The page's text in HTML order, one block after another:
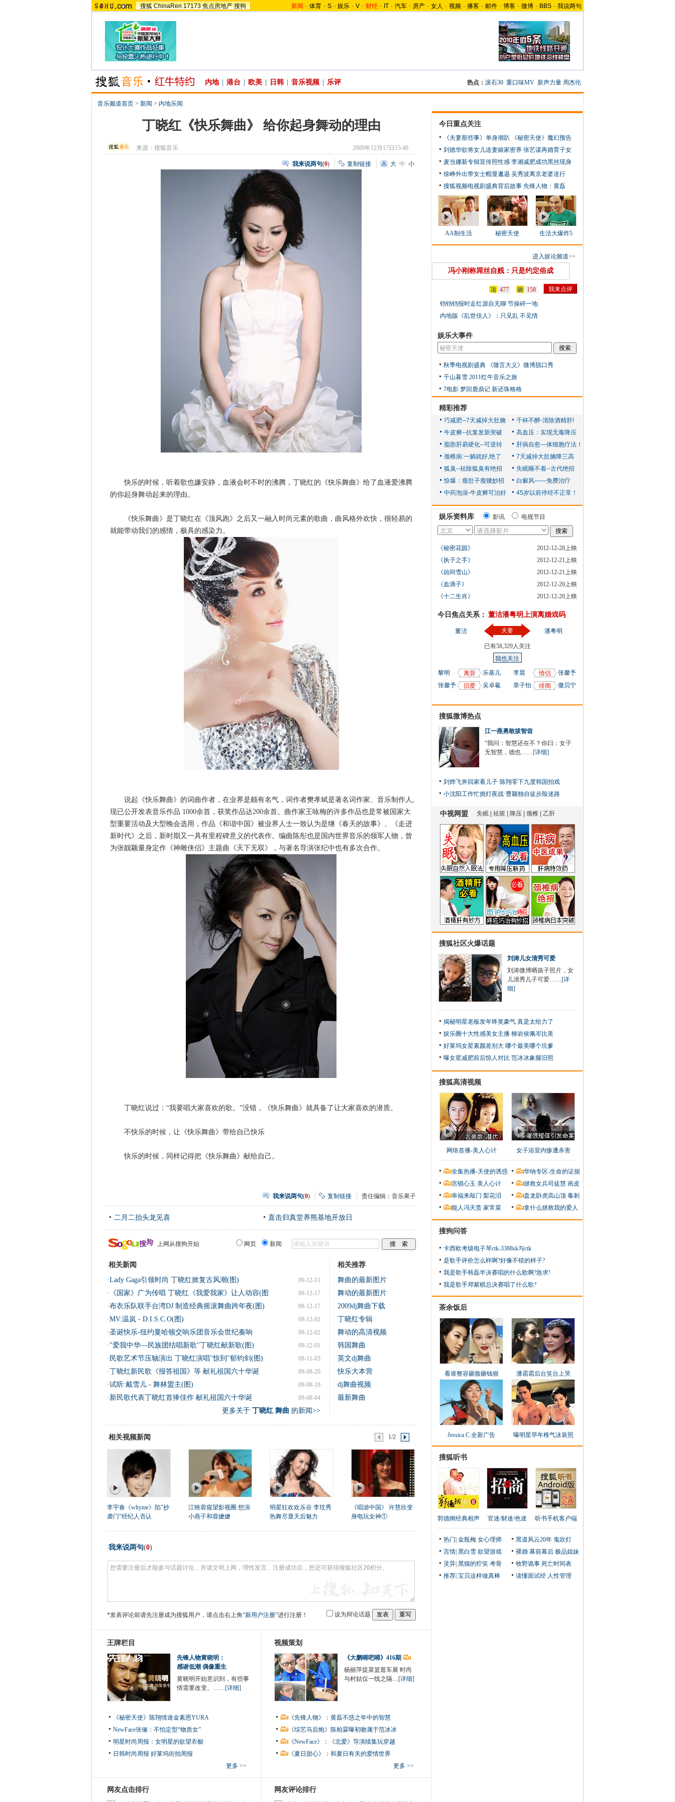
搜狐 ChinaRen 17173 焦点房地产 搜狗 新闻 - 体育 - S - 娱乐 - V - 财经 - IT - 汽车 - 房产 - 女人 - 视频 - 播客 - 邮件 - 博客 - 微博 - BBS - 我说两句
内地 港台 欧美 日韩 音乐视频 乐评 热点： 滚石30 重口味MV 新声力量 周杰伦
音乐频道首页 > 新闻 > 内地乐闻
丁晓红《快乐舞曲》 给你起身舞动的理由
来源：搜狐音乐 2009年12月17日15:40
我来说两句(0) 复制链接 大 中 小
快乐的时候，听着歌也嫌安静，血液会时不时的沸腾，丁晓红的《快乐舞曲》给了血液爱沸腾
的你起身舞动起来的理由。
《快乐舞曲》是丁晓红在《顶风跑》之后又一融入时尚元素的歌曲，曲风格外欢快，很轻易的
就能带动我们的感情，极具的感染力。
说起《快乐舞曲》的词曲作者，在业界是颇有名气，词作者樊孝斌是著名词作家、音乐制作人,
现已公开发表音乐作品 1000余首，获奖作品达200余首。曲作家王咏梅的许多作品也是常被国家大
型重要活动及大型晚会选用，作品《和谐中国》被业界人士一致认为是继《春天的故事》、《走进
新时代》之后，新时期又一具有里程碑意义的代表作。编曲陈彤也是国内世界音乐的领军人物，曾
为张靓颖量身定作《神雕侠侣》主题曲《天下无双》，与著名导演张纪中也有多次合作。
丁晓红说过：“我要唱大家喜欢的歌。”没错，《快乐舞曲》就具备了让大家喜欢的潜质。
不快乐的时候，让《快乐舞曲》带给自己快乐
快乐的时候，同样记得把《快乐舞曲》献给自己。
我来说两句(0) 复制链接 责任编辑：音乐果子
二月二抬头龙见喜 直击归真堂养熊基地开放日
上网从搜狗开始 网页 新闻
相关新闻
09-12-11
·Lady Gaga引领时尚 丁晓红掀复古风潮(图)
09-12-17
· 《国家》广为传唱 丁晓红《我爱我家》让人动容(图
09-12-17
·布衣乐队联手台湾DJ 制造经典摇滚舞曲跨年夜(图)
09-12-02
·MV:温岚 - D.I.S.C.O(图)
09-12-02
·圣诞快乐-纽约曼哈顿交响乐团音乐会世纪奏响
09-12-01
· "爱我中华—民族团结唱新歌"丁晓红献新歌(图)
09-11-03
· 民歌艺术节压轴演出 丁晓红演唱"惊到"郁钧剑(图)
09-08-20
·丁晓红新民歌《报答祖国》等 献礼祖国六十华诞
09-08-19
·试听:戴雪儿 - 舞林盟主(图)
09-08-04
· 新民歌代表丁晓红首捧佳作 献礼祖国六十华诞
更多关于 丁晓红 舞曲 的新闻>>
相关推荐
舞曲的最新图片
舞动的最新图片
2009dj舞曲下载
丁晓红专辑
舞动的高清视频
韩国舞曲
英文dj舞曲
快乐大本营
dj舞曲视频
最新舞曲
相关视频新闻 1/2
李宇春《whyme》陷"抄
袭门"经纪人否认
江映蓉窥望影视圈 想演
小燕子和蓉嬷嬷
明星狂欢欢乐谷 李玟秀
热舞尽显天后魅力
《唱游中国》 许慧欣变
身电玩女神①
我来说两句(0)
*发表评论前请先注册成为搜狐用户，请点击右上角“新用户注册”进行注册！ 设为辩论话题
王牌栏目
先锋人物黄晓明：
感谢低潮 偶像重生
黄晓明开始意识到，有些事
情需要改变。……[详细]
《秘密天使》陈翔情迷金素恩YURA
NewFace张俪：不怕定型“物质女”
明星时尚周报：女明星的欲望衣橱
日韩时尚周报 好莱坞街拍周报
更多 >>
视频策划
《大鹏嘚吧嘚》416期
杨丽萍提菜篮逛车展 时尚
与村姑仅一线之隔…[详细]
《先锋人物》：黄磊不惑之年中的智慧
《综艺马后炮》陈柏霖曝初吻属于范冰冰
《NewFace》：《北爱》导演续集玩穿越
《夏日甜心》：和夏日有关的爱情世界
更多 >>
网友点击排行 网友评论排行
今日重点关注
《夫妻那些事》单身潮趴
《秘密天使》魔幻预告
刘德华欲将女儿送妻娘家密养 张艺谋再婚育子女
麦当娜新专辑宣传照性感 李湘减肥成功黑丝现身
徐峥外出带女士帽显邋遢 吴秀波离京老婆送行
搜狐视频电视剧盛典背后故事 先锋人物：黄磊
AA制生活 秘密天使 生活大爆炸5
进入娱论频道>>
冯小刚称屌丝自贱：只是约定俗成
顶 477 砸
158
铛铛铛报时走红源自无聊 节操碎一地
内地版《乱世佳人》：只见乱 不见情
娱乐大事件
秋季电视剧盛典
《微言大义》微博脱口秀
千山暮雪 2011红牛音乐之旅
7电影 梦回鹿鼎记 新还珠格格
精彩推荐
娱乐资料库 影讯 电视节目
《秘密花园》
2012-12-28上映
《执子之手》
2012-12-21上映
《凶间雪山》
2012-12-21上映
《血滴子》
2012-12-20上映
《十二生肖》
2012-12-20上映
今日焦点关系： 董洁潘粤明上演离婚戏码
董洁 夫妻
已有58,329人关注
我也关注
潘粤明
黎明 离异
乐基儿
张馨予
旧爱 吴卓羲
李晨 情侣
张馨予
章子怡
绯闻 撒贝宁
搜狐微博热点
江一燕勇敢拔智齿
“我问：智慧还在不？你曰：女子
无智慧，德也……[详细]
刘烨飞奔回家看儿子·陈翔零下九度韩国拍戏
小沈阳工作忙挑灯夜战·曹颖独自徒步险迷路
搜狐社区火爆话题
刘涛儿女清秀可爱
刘涛微博晒孩子照片，女
儿清秀儿子可爱……[详
细]
揭秘明星老板发年终奖豪气 真是太给力了
娱乐圈十大性感美女主播 柳岩侯佩岑比美
好莱坞女星素颜差别大 哪个最美哪个坑爹
曝女星减肥前后惊人对比 范冰冰象腿旧照
搜狐高清视频
网络首播-美人心计 女子浴室内惨遭杀害
全集热播-天使的诱惑
华纳专区-生命的证据
宫锁心玉 美人心计 拯救女兵司徒慧 画皮
幸福来敲门 梨花泪 盘龙卧虎高山顶 毒刺
能人冯天贵 家常菜 拿什么拯救我的爱人
搜狗问答
卡西欧考级电子琴ctk-3388sk与ctk
是歌手评价怎么样啊?好像不错的样子?
我是歌手韩磊半决赛唱的什么歌啊?急求!
我是歌手邓紫棋总决赛唱了什么歌?
茶余饭后
看谁整容砸脸砸钱狠 潘霜霜后台笑台上哭
Jessica C.全新广告 曝明星早年稚气泳装照
搜狐听书
郭德纲经典相声 官迷/财迷/色迷 听书手机客户端
热门 金瓶梅 女心理师 黑道风云20年 鬼吹灯
言情 黑白雪 欲望游戏 裸婚 幕前幕后 极品姐妹
灵异 黑猫的狞笑 考骨 牧野诡事 死亡时间表
推荐 宝贝这样做真棒 读懂面试经 人性管理